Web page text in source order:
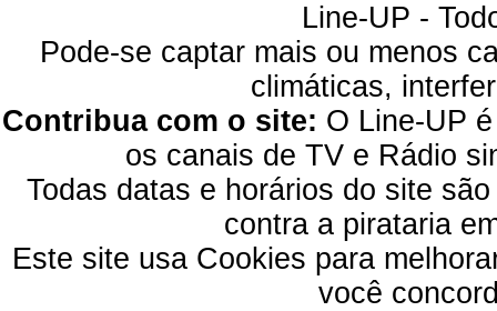
Line-UP -
Pode-se captar mais ou menos
climáticas,
Contribua com o site: O Line-UP
os canais de TV e Rádio
Todas datas e horários do site
contra a pirataria
Este site usa Cookies para
você